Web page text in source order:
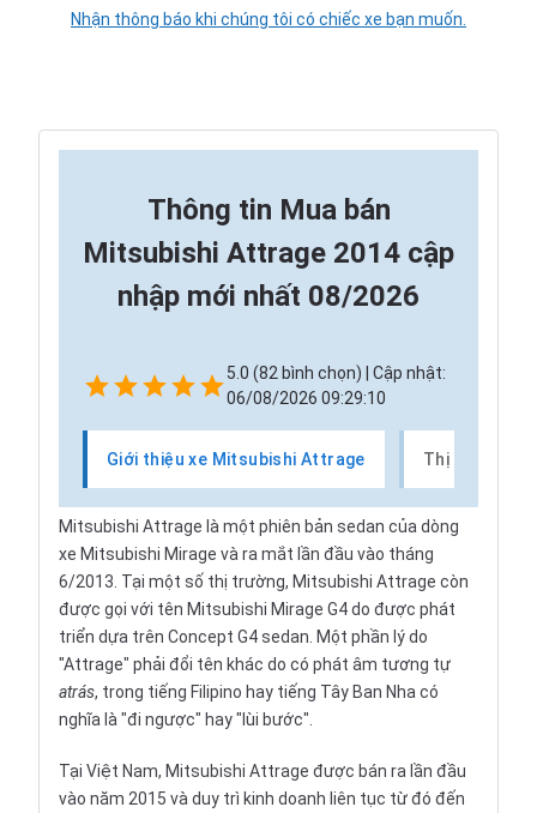
Nhận thông báo khi chúng tôi có chiếc xe bạn muốn.
Thông tin Mua bán
Mitsubishi Attrage 2014 cập
nhập mới nhất 08/2026
5.0 (82 bình chọn) | Cập nhật:
06/08/2026 09:29:10
Giới thiệu xe Mitsubishi Attrage Thị trường
Mitsubishi Attrage là một phiên bản sedan của dòng
xe Mitsubishi Mirage và ra mắt lần đầu vào tháng
6/2013. Tại một số thị trường, Mitsubishi Attrage còn
được gọi với tên Mitsubishi Mirage G4 do được phát
triển dựa trên Concept G4 sedan. Một phần lý do
"Attrage" phải đổi tên khác do có phát âm tương tự
atrás, trong tiếng Filipino hay tiếng Tây Ban Nha có
nghĩa là "đi ngược" hay "lùi bước".
Tại Việt Nam, Mitsubishi Attrage được bán ra lần đầu
vào năm 2015 và duy trì kinh doanh liên tục từ đó đến